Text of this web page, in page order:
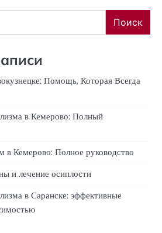
Поиск
Помощь, Которая Всегда
в Кемерово: Полный
в Кемерово: Полное руководство
и лечение осиплости
в Саранске: эффективные